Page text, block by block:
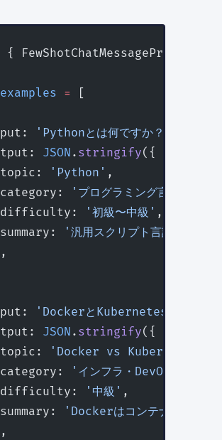
{
examples = [
'Pythonとは何ですか？'
JSON . stringify({
'Python' ,
'プログラミング言語'
'初級〜中級' ,
'汎用スクリプト言語。シン
'DockerとKubernetesの違いは
JSON . stringify({
'Docker vs Kubernetes'
'インフラ・DevOps'
'中級' ,
'Dockerはコンテナ化ツー